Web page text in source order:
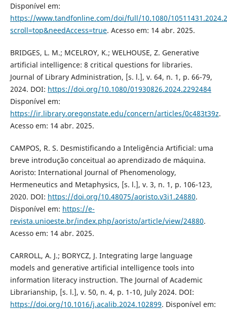
Disponível em:
https://www.tandfonline.com/doi/full/10.1080/
scroll=top&needAccess=true. Acesso em: 14 abr. 2025.
BRIDGES, L. M.; MCELROY, K.; WELHOUSE, Z. Generative
artificial intelligence: 8 critical questions for libraries.
Journal of Library Administration, [s. l.], v. 64, n. 1, p. 66-79,
2024. DOI: https://doi.org/10.1080/01930826.2024.2292484
Disponível em:
https://ir.library.oregonstate.edu/concern/articles/0c483t39z.
Acesso em: 14 abr. 2025.
CAMPOS, R. S. Desmistificando a Inteligência Artificial: uma
breve introdução conceitual ao aprendizado de máquina.
Aoristo: International Journal of Phenomenology,
Hermeneutics and Metaphysics, [s. l.], v. 3, n. 1, p. 106-123,
2020. DOI: https://doi.org/10.48075/aoristo.v3i1.24880.
Disponível em: https://e-
revista.unioeste.br/index.php/aoristo/article/view/24880.
Acesso em: 14 abr. 2025.
CARROLL, A. J.; BORYCZ, J. Integrating large language
models and generative artificial intelligence tools into
information literacy instruction. The Journal of Academic
Librarianship, [s. l.], v. 50, n. 4, p. 1-10, July 2024. DOI:
https://doi.org/10.1016/j.acalib.2024.102899. Disponível em: